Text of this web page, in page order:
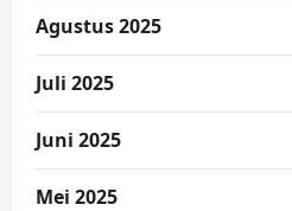
Agustus 2025
Juli 2025
Juni 2025
Mei 2025